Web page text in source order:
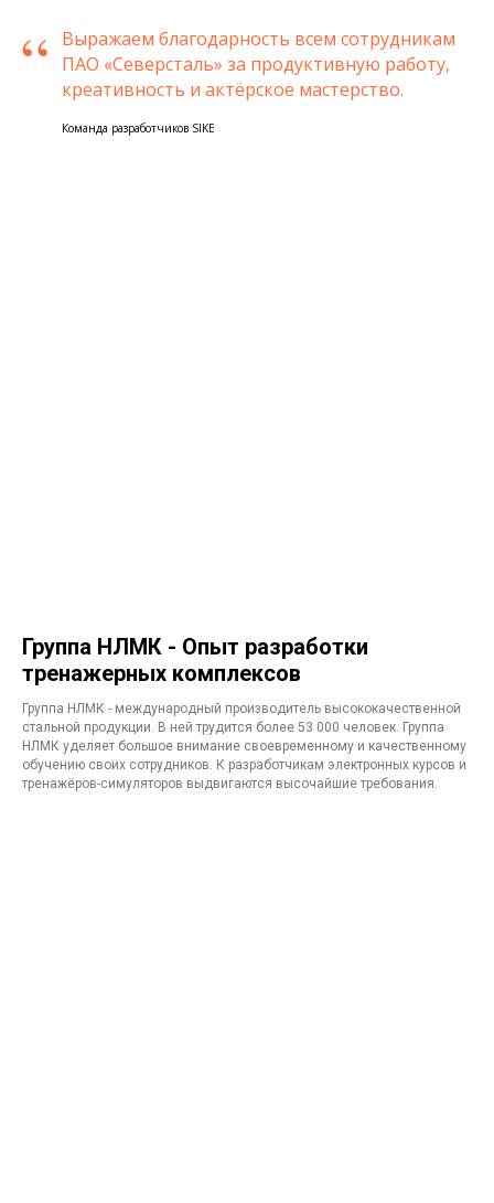
“
Выражаем благодарность всем сотрудникам
ПАО «Северсталь» за продуктивную работу,
креативность и актёрское мастерство.
Команда разработчиков SIKE
Группа НЛМК - Опыт разработки
тренажерных комплексов
Группа НЛМК - международный производитель высококачественной
стальной продукции. В ней трудится более 53 000 человек. Группа
НЛМК уделяет большое внимание своевременному и качественному
обучению своих сотрудников. К разработчикам электронных курсов и
тренажёров-симуляторов выдвигаются высочайшие требования.